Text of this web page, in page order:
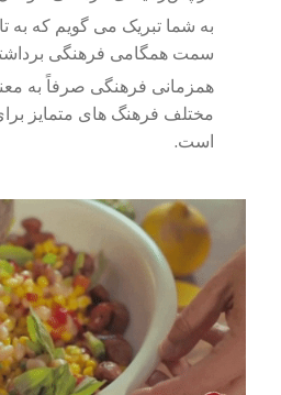
به شما تبریک می گویم که به
سمت همگامی فرهنگی
همزمانی فرهنگی صرفاً به
مختلف فرهنگ های متمایز
است.